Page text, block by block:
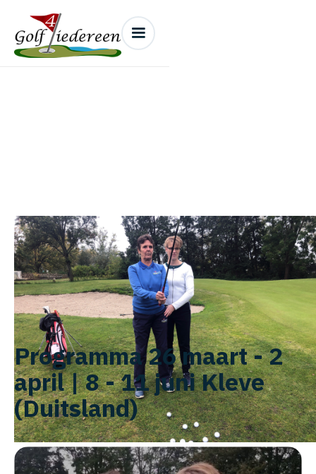
Programma 26 maart - 2
april | 8 - 11 juni Kleve
(Duitsland)